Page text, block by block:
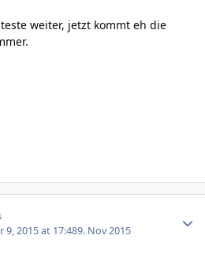
weiter, jetzt kommt eh die
9, 2015 at 17:489. Nov 2015